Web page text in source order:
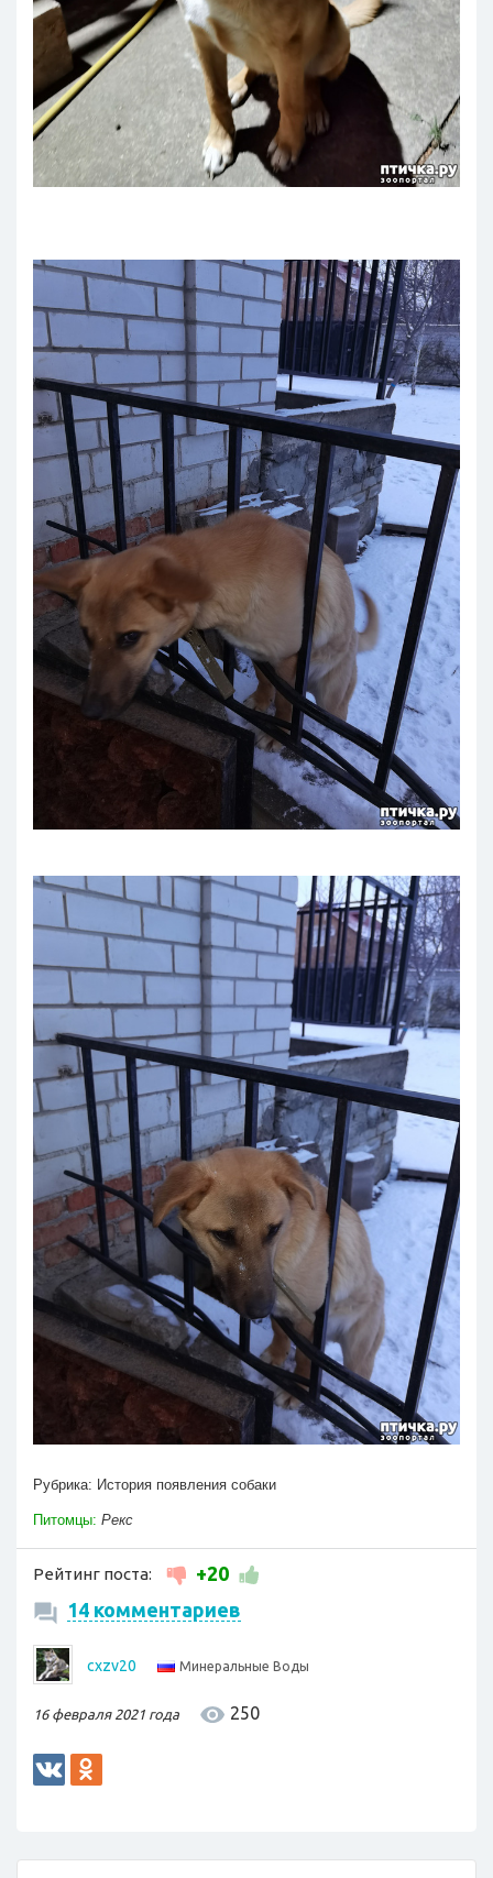
Рубрика: История появления собаки
Питомцы: Рекс
Рейтинг поста:
+20
14 комментариев
cxzv20 Минеральные Воды
16 февраля 2021 года 250